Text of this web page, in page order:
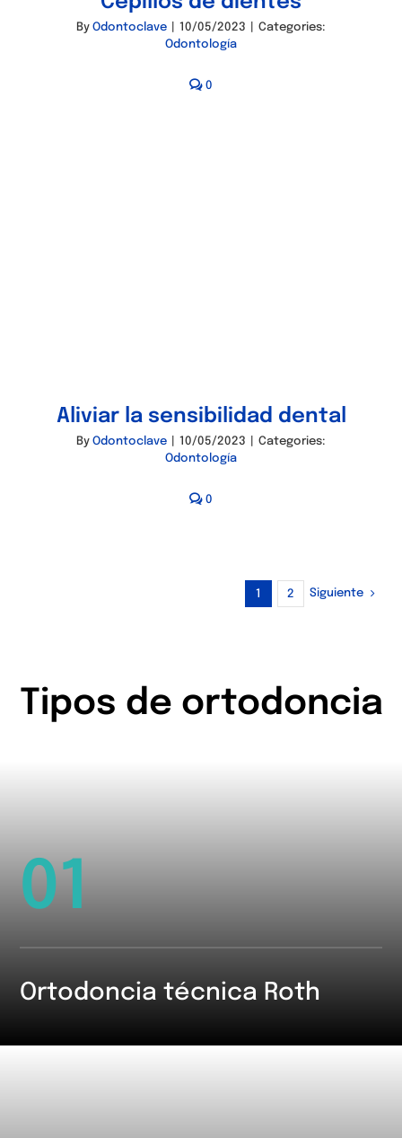
By Odontoclave 10/05/2023
Categories:
Odontología
0
Aliviar la sensibilidad dental
By Odontoclave 10/05/2023
Categories:
Odontología
0
1 2 Siguiente
Tipos de ortodoncia
01
Ortodoncia técnica Roth